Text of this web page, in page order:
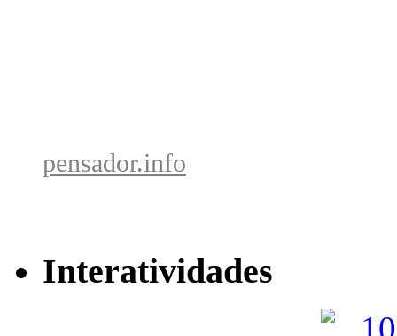
pensador.info
Interatividades